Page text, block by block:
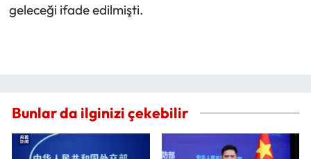
geleceği ifade edilmişti.
Bunlar da ilginizi çekebilir